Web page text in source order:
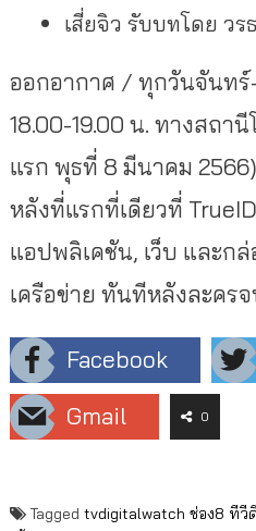
เสี่ยจิว รับบทโดย ว
ออกอากาศ / ทุกวันจันทร์
18.00-19.00 น. ทางสถา
แรก พุธที่ 8 มีนาคม
หลังที่แรกที่เดียวที่
แอปพลิเคชัน, เว็บ และก
เครือข่าย ทันทีหลังละคร
Facebook
Gmail
0
Tagged tvdigitalwatch ช่อง8 ทีวี